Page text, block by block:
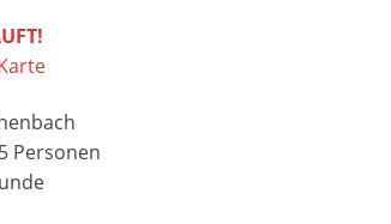
Personen